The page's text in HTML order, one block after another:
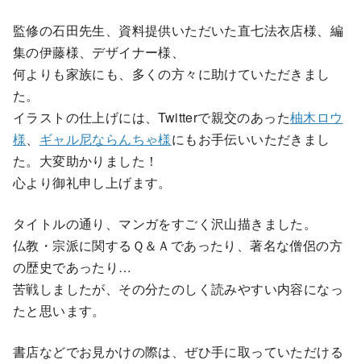
監修の石田先生、資料提供いただいた直七法衣店様、編
集の伊藤様、デザイナー様、
何よりも家族にも、多くの方々に助けていただきまし
た。
イラストの仕上げには、Twitterで親交のあった柚木ロウ
様、 ギャル尼ならんちゃ様にもお手伝いいただきまし
た。大変助かりました！
心より御礼申し上げます。
タイトルの通り、マンガをすごく沢山描きました。
仏教・宗派に関するＱ＆Ａであったり、著名な僧侶の方
の歴史であったり…
苦戦しましたが、その分たのしく読みやすい内容になっ
たと思います。
書店などでお見かけの際は、ぜひ手に取っていただける